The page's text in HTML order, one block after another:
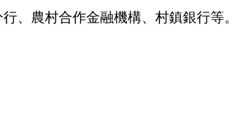
、農村合作金融機構、村鎮銀行等。